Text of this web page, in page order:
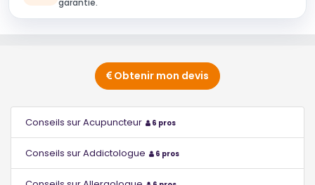
garantie.
Obtenir mon devis
Conseils sur Acupuncteur 6 pros
Conseils sur Addictologue 6 pros